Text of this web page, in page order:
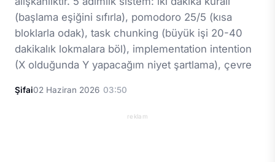
(başlama eşiğini sıfırla), pomodoro 25/5 (kısa
bloklarla odak), task chunking (büyük işi 20-40
dakikalık lokmalara böl), implementation intention
(X olduğunda Y yapacağım niyet şartlama), çevre
Şifai02 Haziran 2026 03:50
reklam